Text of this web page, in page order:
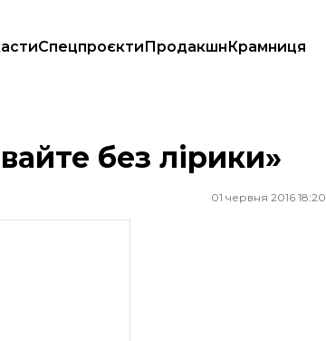
СпецпроєктиПродакшнКрамниця
без лірики»
01 червня 2016 18:20